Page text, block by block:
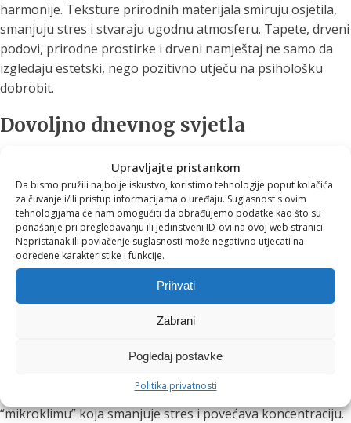
Upravljajte pristankom
Da bismo pružili najbolje iskustvo, koristimo tehnologije poput kolačića
za čuvanje i/ili pristup informacijama o uređaju. Suglasnost s ovim
tehnologijama će nam omogućiti da obrađujemo podatke kao što su
ponašanje pri pregledavanju ili jedinstveni ID-ovi na ovoj web stranici.
Nepristanak ili povlačenje suglasnosti može negativno utjecati na
određene karakteristike i funkcije.
Prihvati
Zabrani
Pogledaj postavke
Politika privatnosti
harmonije. Teksture prirodnih materijala smiruju osjetila,
smanjuju stres i stvaraju ugodnu atmosferu. Tapete, drveni
podovi, prirodne prostirke i drveni namještaj ne samo da
izgledaju estetski, nego pozitivno utječu na psihološku
dobrobit.
Dovoljno dnevnog svjetla
Prirodno svjetlo utječe na raspoloženje, cirkadijalni ritam i
energiju tijekom dana. Veliki prozori, prozirne zavjese i
pametno postavljanje ogledala pomažu da se svjetlost
maksimalno reflektira u prostoru. Ako vaš dom nema
dovoljno prirodnog svjetla, dodatna LED rasvjeta u toplim
tonovima može nadomjestiti nedostatak i poboljšati osjećaj
Biljke za energiju i kvalitetu zraka
Biljke ne samo da uljepšavaju prostor, već i poboljšavaju
Sobne biljke poput fige, palmi ili spatifiluma mogu stvoriti
“mikroklimu” koja smanjuje stres i povećava koncentraciju.